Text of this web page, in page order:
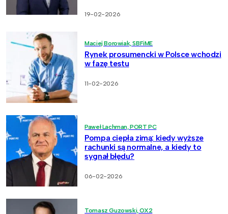
19-02-2026
Maciej Borowiak, SBFiME
Rynek prosumencki w Polsce wchodzi
w fazę testu
11-02-2026
Paweł Lachman, PORT PC
Pompa ciepła zimą: kiedy wyższe
rachunki są normalne, a kiedy to
sygnał błędu?
06-02-2026
Tomasz Guzowski, OX2